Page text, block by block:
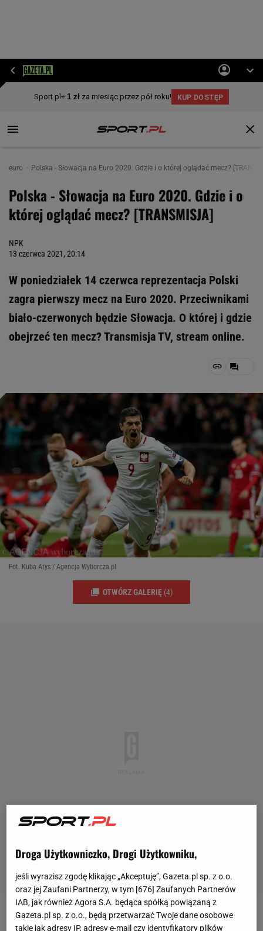
euro Polska - Słowacja na Euro 2020. Gdzie i o której oglądać mecz?
Polska - Słowacja na Euro 2020. Gdzie i o
której oglądać mecz? [TRANSMISJA]
NPK
13 czerwca 2021, 20:14
W poniedziałek 14 czerwca reprezentacja Polski
zagra pierwszy mecz na Euro 2020. Przeciwnikami
biało-czerwonych będzie Słowacja. O której i gdzie
obejrzeć ten mecz? Transmisja TV, stream online.
Fot. Kuba Atys / Agencja Wyborcza.pl
OTWÓRZ GALERIĘ (4)
Pierwsze konfrontacja Polski namistrzostwach
Droga Użytkowniczko, Drogi Użytkowniku,
jeśli wyrazisz zgodę klikając „Akceptuję”, Gazeta.pl sp. z o.o.
oraz jej Zaufani Partnerzy, w tym [676] Zaufanych Partnerów
IAB, jak również Agora S.A. będąca spółką powiązaną z
Gazeta.pl sp. z o.o., będą przetwarzać Twoje dane osobowe
takie jak adresy IP, adresy e-mail czy identyfikatory plików